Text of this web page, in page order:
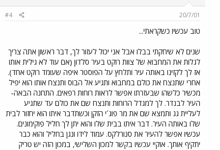
20/7/01
#4
טוב עכשיו כשקראתי...
שנים לא שיחקתי בבלו אבל אני יכול לעזור לך, דבר ראשון אתה צריך
לגלות את המחבוא של צוות רוקט בעיר סלדון (אם עוד לא גילית אותו
אז לך לקזינו באותה עיר ותלחץ על הפוסטר איפה שעומד רוקט אחד).
אחרי שתנצח את כולם במחבוא ותגיע אל הבוס ותנצח אותו הוא יפיל
מכשיר כלשהו שבעזרתו אפשר לראות רוחות רפאים. התחנה הבאה-
העיר לבנדר. לך למגדל הרוחות ותנצח שם את כולם עד שתגיע
לעליית גג ותמצא שם את מר פוג´י הזקן וכשתדבר איתו הוא יחזור לבית
שלו באותה העיר. דבר איתו בבית שלו והוא יתן לך חליל פוקימונים.
עכשיו אפשר להעיר את סנורלקס. עמוד לידו ונגן בחליל והוא כבר
יתקיף אותך. אוקיי עכשיו בקשר למכון השלישי, במכון הזה יש טריק